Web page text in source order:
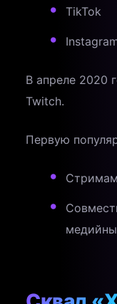
TikTok
В апреле 2020
Twitch.
Первую